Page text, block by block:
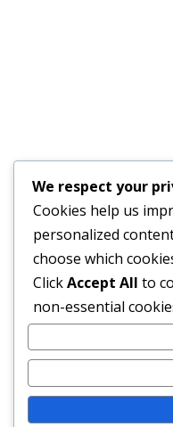
We respect your
Cookies help us
personalized
choose which
ClickAccept All to
non-essential